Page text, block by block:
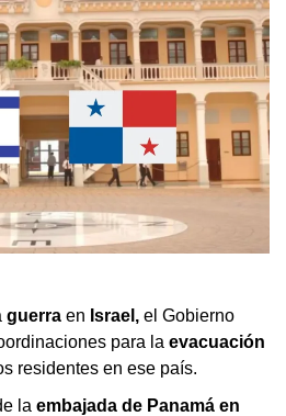
guerra en Israel, el Gobierno
para la evacuación
residentes en ese país.
la embajada de Panamá en